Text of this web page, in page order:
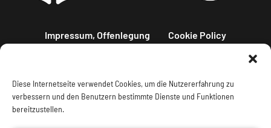
Diese Internetseite verwendet Cookies, um die Nutzererfahrung zu
verbessern und den Benutzern bestimmte Dienste und Funktionen
bereitzustellen.
Impressum, Offenlegung Cookie Policy